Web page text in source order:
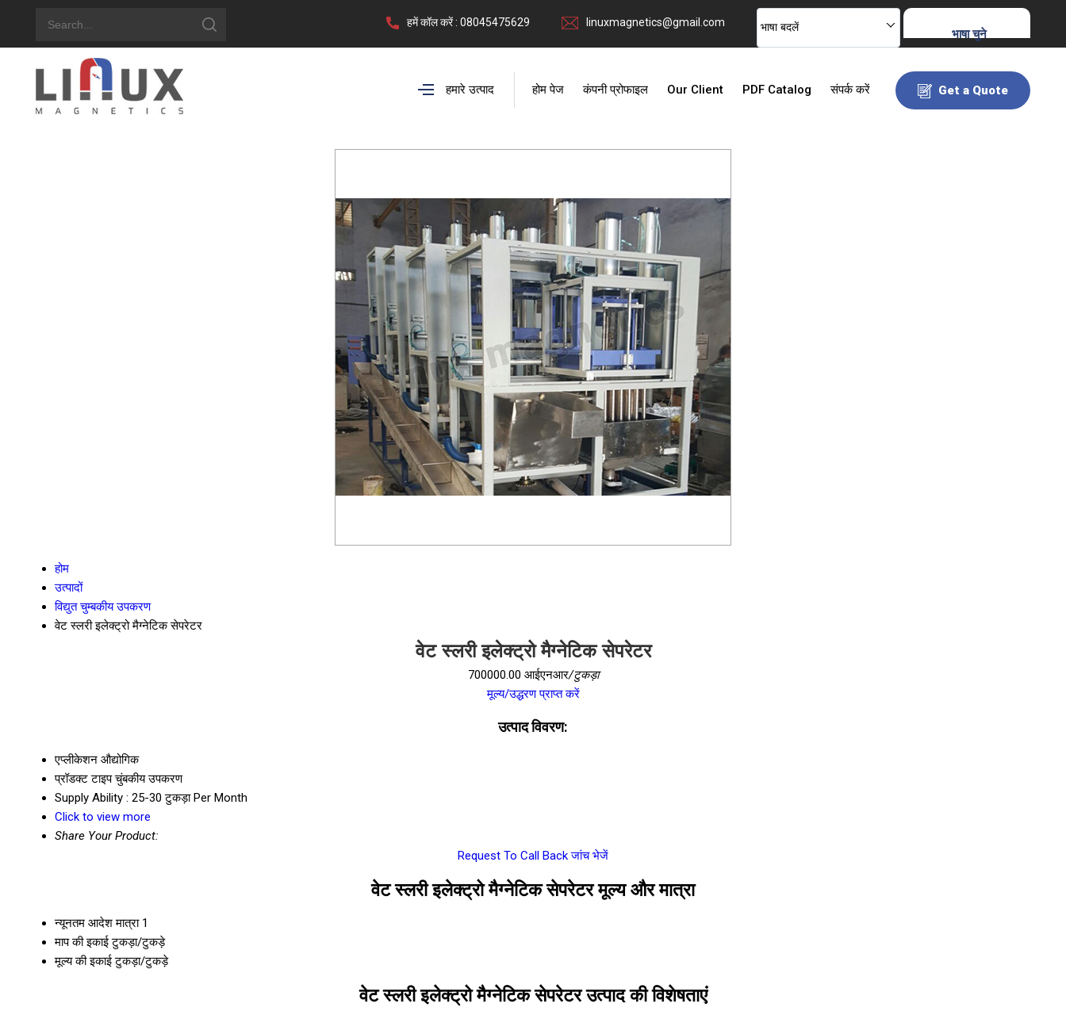
भाषा बदलें भाषा चुने
linuxmagnetics@gmail.com
हमें कॉल करें : 08045475629
हमारे उत्पाद होम पेज कंपनी प्रोफाइल Our Client PDF Catalog संपर्क करें Get a Quote
होम
उत्पादों
विद्युत चुम्बकीय उपकरण
वेट स्लरी इलेक्ट्रो मैग्नेटिक सेपरेटर
वेट स्लरी इलेक्ट्रो मैग्नेटिक सेपरेटर
700000.00 आईएनआर/टुकड़ा
मूल्य/उद्धरण प्राप्त करें
उत्पाद विवरण:
एप्लीकेशन औद्योगिक
प्रॉडक्ट टाइप चुंबकीय उपकरण
Supply Ability : 25-30 टुकड़ा Per Month
Click to view more
Share Your Product:
Request To Call Back जांच भेजें
वेट स्लरी इलेक्ट्रो मैग्नेटिक सेपरेटर मूल्य और मात्रा
न्यूनतम आदेश मात्रा 1
माप की इकाई टुकड़ा/टुकड़े
मूल्य की इकाई टुकड़ा/टुकड़े
वेट स्लरी इलेक्ट्रो मैग्नेटिक सेपरेटर उत्पाद की विशेषताएं